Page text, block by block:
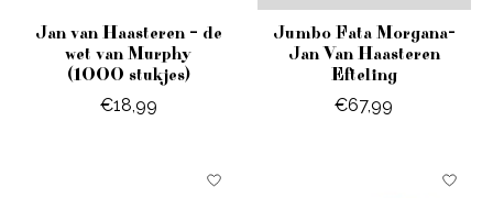
Jan van Haasteren – de
wet van Murphy
(1000 stukjes)
€18,99
Jumbo Fata Morgana-
Jan Van Haasteren
Efteling
€67,99